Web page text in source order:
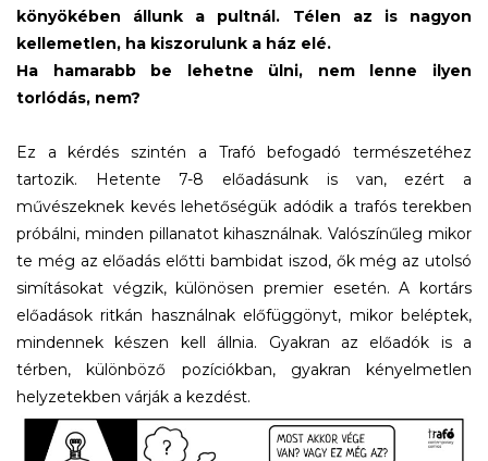
könyökében állunk a pultnál. Télen az is nagyon
kellemetlen, ha kiszorulunk a ház elé.
Ha hamarabb be lehetne ülni, nem lenne ilyen
torlódás, nem?
Ez a kérdés szintén a Trafó befogadó természetéhez
tartozik. Hetente 7-8 előadásunk is van, ezért a
művészeknek kevés lehetőségük adódik a trafós terekben
próbálni, minden pillanatot kihasználnak. Valószínűleg mikor
te még az előadás előtti bambidat iszod, ők még az utolsó
simításokat végzik, különösen premier esetén. A kortárs
előadások ritkán használnak előfüggönyt, mikor beléptek,
mindennek készen kell állnia. Gyakran az előadók is a
térben, különböző pozíciókban, gyakran kényelmetlen
helyzetekben várják a kezdést.